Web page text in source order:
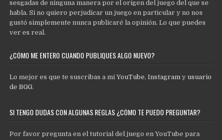
sesgadas de ninguna manera por el origen del juego del que se
habla. Si no quiero perjudicar un juego en particular y no nos
gustó simplemente nunca publicaré la opinión. Lo que puedes
ver es real.
¿CÓMO ME ENTERO CUANDO PUBLIQUES ALGO NUEVO?
Lo mejor es que te suscribas a miYouTube,Instagram y usuario
de BGG.
SI TENGO DUDAS CON ALGUNAS REGLAS ¿CÓMO TE PUEDO PREGUNTAR?
Por favor pregunta en el tutorial del juego en YouTube para